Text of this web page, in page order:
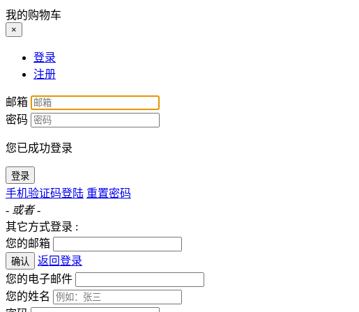
我的购物车
×
登录
注册
邮箱
密码
您已成功登录
登录
手机验证码登陆 重置密码
- 或者 -
其它方式登录 :
您的邮箱
确认
返回登录
您的电子邮件
您的姓名